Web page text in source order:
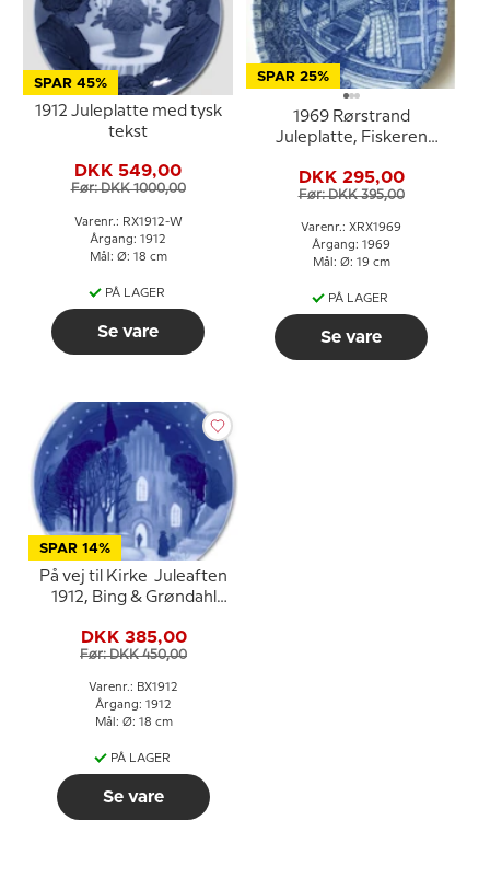
SPAR 45%
1912 Juleplatte med tysk
tekst
DKK 549,00
Før: DKK 1000,00
Varenr.: RX1912-W
Årgang: 1912
Mål: Ø: 18 cm
PÅ LAGER
Se vare
SPAR 25%
1969 Rørstrand
Juleplatte, Fiskeren
DKK 295,00
Før: DKK 395,00
Varenr.: XRX1969
Årgang: 1969
Mål: Ø: 19 cm
PÅ LAGER
Se vare
SPAR 14%
På vej til Kirke Juleaften
1912, Bing & Grøndahl
DKK 385,00
Før: DKK 450,00
Varenr.: BX1912
Årgang: 1912
Mål: Ø: 18 cm
PÅ LAGER
Se vare